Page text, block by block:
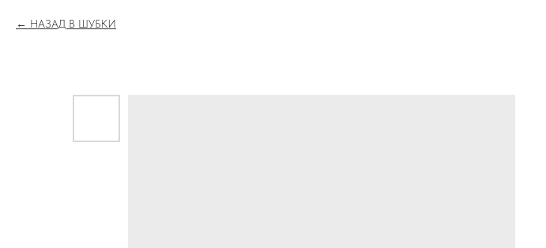
НАЗАД В ШУБКИ